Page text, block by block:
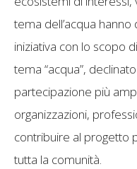
tema dell’acqua
iniziativa con lo scopo
tema “acqua”,
partecipazione più
organizzazioni,
contribuire al progetto
tutta la comunità.